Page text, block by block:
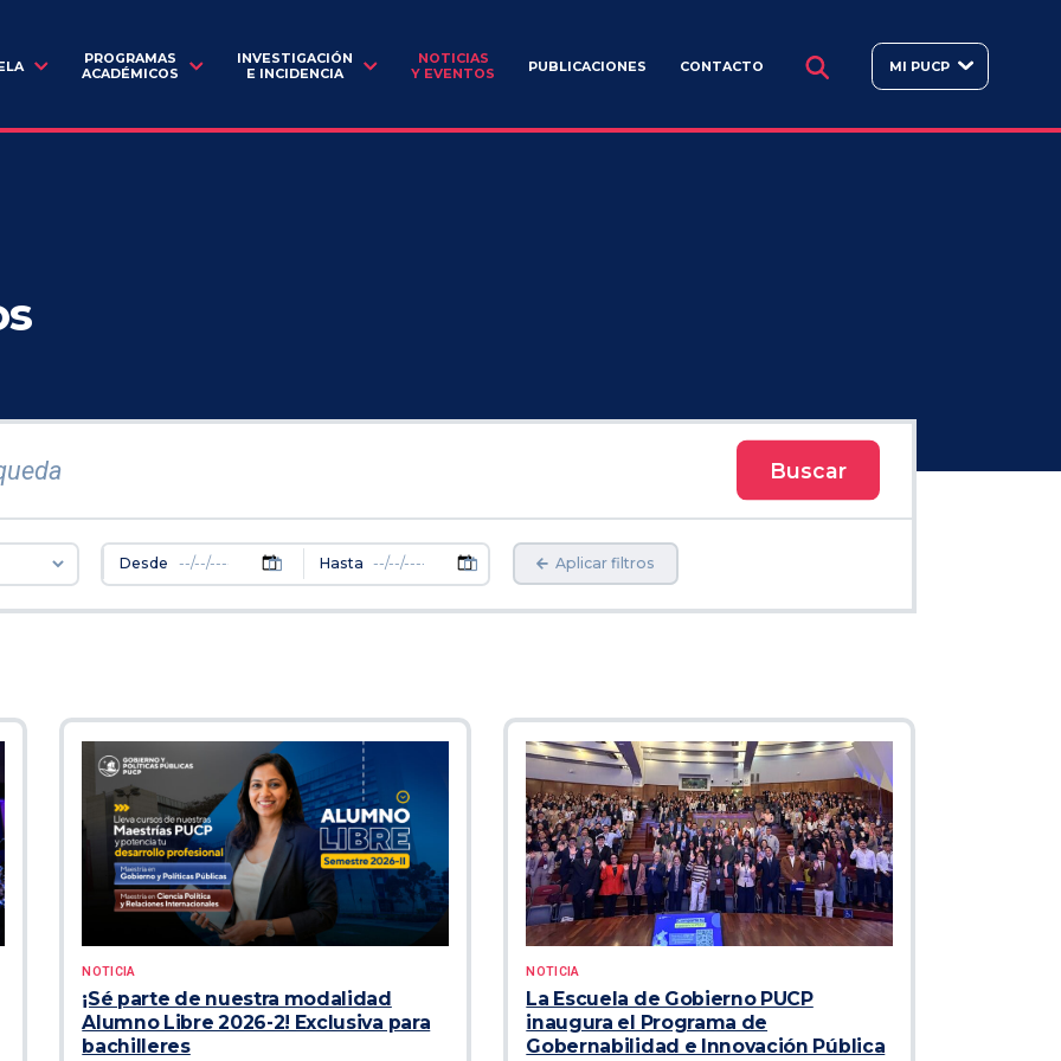
PROGRAMAS
ACADÉMICOS
INVESTIGACIÓN
E INCIDENCIA
NOTICIAS
Y EVENTOS
PUBLICACIONES CONTACTO BUSCAR MI PUCP
Buscar
Desde Hasta Aplicar filtros
NOTICIA
¡Sé parte de nuestra modalidad
Alumno Libre 2026-2! Exclusiva para
bachilleres
NOTICIA
La Escuela de Gobierno PUCP
inaugura el Programa de
Gobernabilidad e Innovación Pública